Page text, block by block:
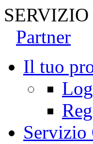
Partner
Il tuo
Servizio